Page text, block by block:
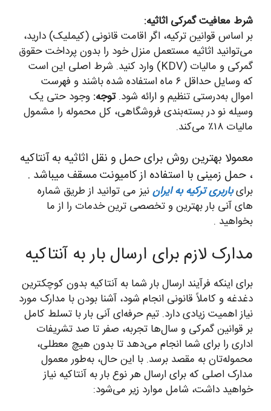
شرط معافیت گمرکی اثاثیه:
بر اساس قوانین ترکیه، اگر اقامت قانونی (کیملیک) دارید،
می‌توانید اثاثیه مستعمل منزل خود را بدون پرداخت حقوق
گمرکی و مالیات (KDV) وارد کنید. شرط اصلی این است
که وسایل حداقل ۶ ماه استفاده شده باشند و فهرست
اموال به‌درستی تنظیم و ارائه شود.توجه: وجود حتی یک
وسیله نو در بسته‌بندی فروشگاهی، کل محموله را مشمول
مالیات ۱۸٪ می‌کند.
معمولا بهترین روش برای حمل و نقل اثاثیه به آنتاکیه
، حمل زمینی با استفاده از کامیونت مسقف میباشد .
برایباربری ترکیه به ایراننیز می توانید از طریق شماره
های آنی بار بهترین و تخصصی ترین خدمات را از ما
بخواهید .
مدارک لازم برای ارسال بار به آنتاکیه
برای اینکه فرآیند ارسال بار شما به آنتاکیه بدون کوچکترین
دغدغه و کاملاً قانونی انجام شود، آشنا بودن با مدارک مورد
نیاز اهمیت زیادی دارد. تیم حرفه‌ای آنی بار با تسلط کامل
بر قوانین گمرکی و سال‌ها تجربه، صفر تا صد تشریفات
اداری را برای شما انجام می‌دهد تا بدون هیچ معطلی،
محموله‌تان به مقصد برسد. با این حال، به‌طور معمول
مدارک اصلی که برای ارسال هر نوع بار به آنتاکیه نیاز
خواهید داشت، شامل موارد زیر می‌شود: